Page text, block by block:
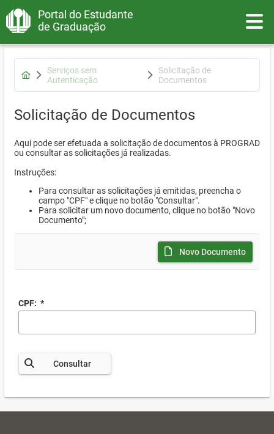
Portal do Estudante
de Graduação
Serviços sem
Autenticação
Solicitação de
Documentos
Solicitação de Documentos
Aqui pode ser efetuada a solicitação de documentos à PROGRAD
ou consultar as solicitações já realizadas.
Instruções:
Para consultar as solicitações já emitidas, preencha o
campo "CPF" e clique no botão "Consultar".
Para solicitar um novo documento, clique no botão "Novo
Documento";
Novo Documento
CPF: *
Consultar